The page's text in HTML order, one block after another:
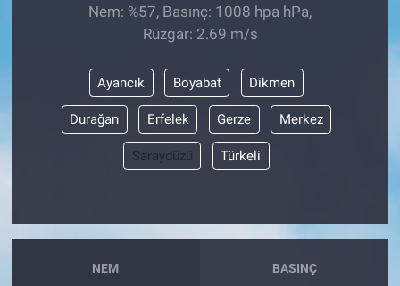
Nem: %57, Basınç: 1008 hpa hPa,
Rüzgar: 2.69 m/s
Ayancık Boyabat Dikmen
Durağan Erfelek Gerze Merkez
Saraydüzü Türkeli
NEM BASINÇ